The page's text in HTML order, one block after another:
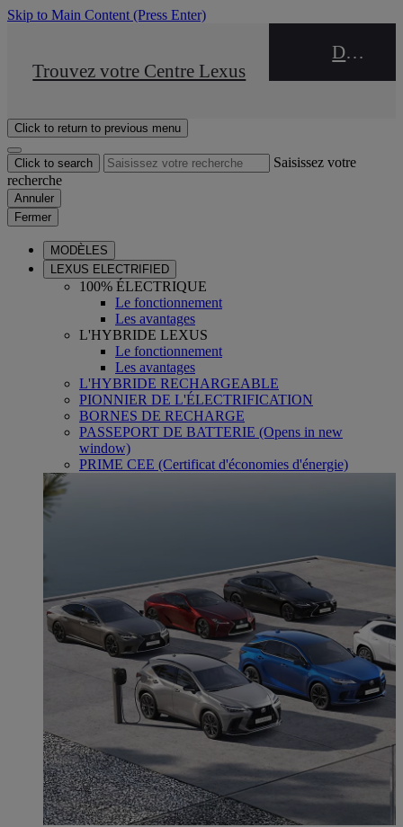
Skip to Main Content (Press Enter)
STOP DRIVE Takata
Trouvez votre Centre Lexus
DEALER NAME
Click to return to previous menu
Click to search
Saisissez votre
recherche
Annuler
Fermer
MODÈLES
LEXUS ELECTRIFIED
100% ÉLECTRIQUE
Le fonctionnement
Les avantages
L'HYBRIDE LEXUS
Le fonctionnement
Les avantages
L'HYBRIDE RECHARGEABLE
PIONNIER DE L'ÉLECTRIFICATION
BORNES DE RECHARGE
PASSEPORT DE BATTERIE (Opens in new
window)
PRIME CEE (Certificat d'économies d'énergie)